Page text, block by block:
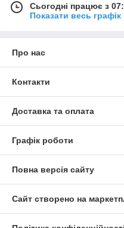
Сьогодні працює з
Показати весь
Про нас
Контакти
Доставка та оплата
Графік роботи
Повна версія сайту
Сайт створено на